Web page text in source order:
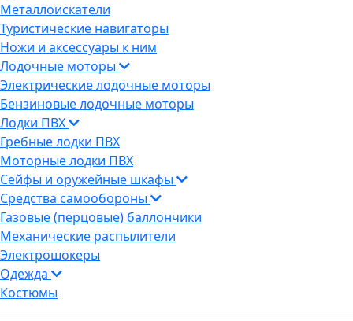
Металлоискатели
Туристические навигаторы
Ножи и аксессуары к ним
Лодочные моторы
Электрические лодочные моторы
Бензиновые лодочные моторы
Лодки ПВХ
Гребные лодки ПВХ
Моторные лодки ПВХ
Сейфы и оружейные шкафы
Средства самообороны
Газовые (перцовые) баллончики
Механические распылители
Электрошокеры
Одежда
Костюмы